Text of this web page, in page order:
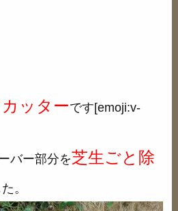
ッターです[emoji:v-
バー部分を芝生ごと除
。